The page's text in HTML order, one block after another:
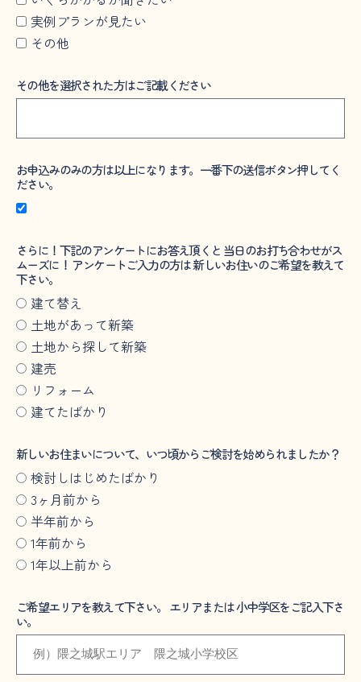
実例プランが見たい
その他
その他を選択された方はご記載ください
お申込みのみの方は以上になります。一番下の送信ボタン押してく
ださい。
さらに！下記のアンケートにお答え頂くと 当日のお打ち合わせがス
ムーズに！ アンケートご入力の方は 新しいお住いのご希望を教えて
下さい。
建て替え
土地があって新築
土地から探して新築
建売
リフォーム
建てたばかり
新しいお住まいについて、いつ頃からご検討を始められましたか？
検討しはじめたばかり
3ヶ月前から
半年前から
1年前から
1年以上前から
ご希望エリアを教えて下さい。 エリアまたは 小中学区をご記入下さ
い。